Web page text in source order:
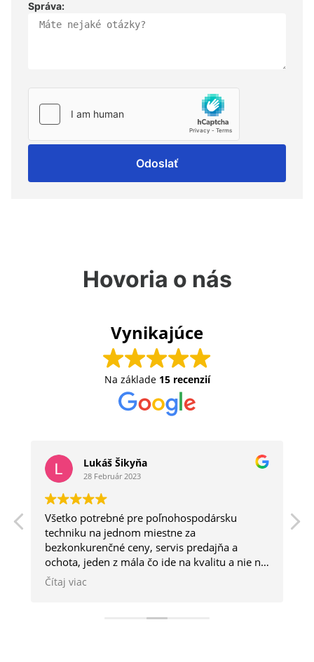
Správa:
Odoslať
Hovoria o nás
Vynikajúce
Na základe 15 recenzií
Lukáš Šikyňa
28 Február 2023
Všetko potrebné pre poľnohospodársku
techniku na jednom miestne za
bezkonkurenčné ceny, servis predajňa a
ochota, jeden z mála čo ide na kvalitu a nie na
kvantitu.
Čítaj viac